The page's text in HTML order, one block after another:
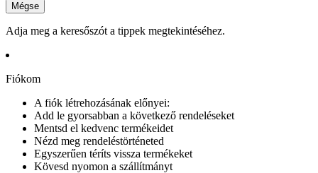
Mégse
Adja meg a keresőszót a tippek megtekintéséhez.
Fiókom
A fiók létrehozásának előnyei:
Add le gyorsabban a következő rendeléseket
Mentsd el kedvenc termékeidet
Nézd meg rendeléstörténeted
Egyszerűen téríts vissza termékeket
Kövesd nyomon a szállítmányt